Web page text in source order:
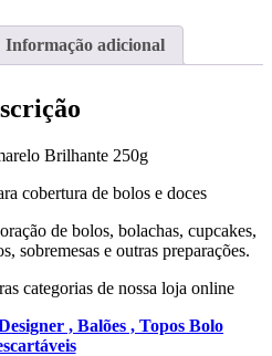
Informação adicional
Brilhante 250g
cobertura de bolos e doces
de bolos, bolachas, cupcakes,
sobremesas e outras preparações.
categorias de nossa loja online
, Balões , Topos Bolo